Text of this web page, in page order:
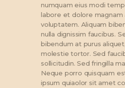
numquam eius modi
labore et dolore magnam
voluptatem. Aliquam
nulla dignissim faucibus.
bibendum at purus
molestie tortor. Sed
sollicitudin. Sed fringilla
Neque porro quisquam
ipsum quiaolor sit amet